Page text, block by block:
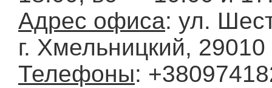
Адрес офиса: ул.
г. Хмельницкий, 29010
Телефоны: